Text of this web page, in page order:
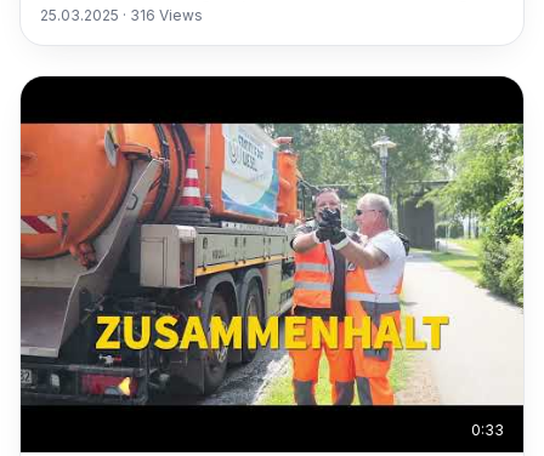
25.03.2025 · 316 Views
0:33